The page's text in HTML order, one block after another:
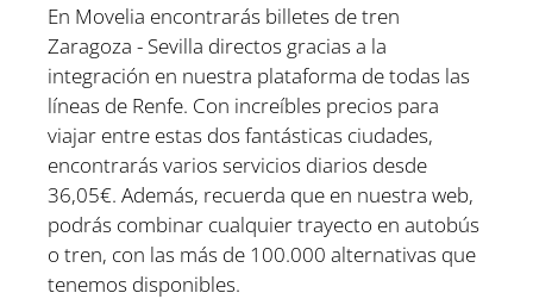
En Movelia encontrarás billetes de tren
Zaragoza - Sevilla directos gracias a la
integración en nuestra plataforma de todas las
líneas de Renfe. Con increíbles precios para
viajar entre estas dos fantásticas ciudades,
encontrarás varios servicios diarios desde
36,05€. Además, recuerda que en nuestra web,
podrás combinar cualquier trayecto en autobús
o tren, con las más de 100.000 alternativas que
tenemos disponibles.